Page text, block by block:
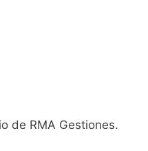
de RMA Gestiones.